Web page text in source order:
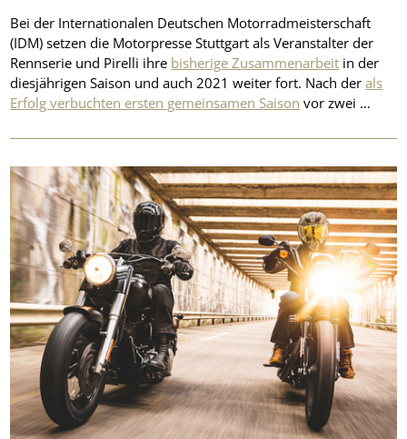
Bei der Internationalen Deutschen Motorradmeisterschaft
(IDM) setzen die Motorpresse Stuttgart als Veranstalter der
Rennserie und Pirelli ihre bisherige Zusammenarbeit in der
diesjährigen Saison und auch 2021 weiter fort. Nach derals
Erfolg verbuchten ersten gemeinsamen Saison vor zwei …